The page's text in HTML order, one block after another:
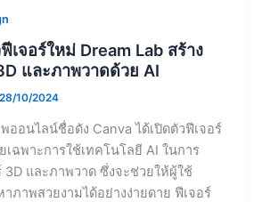
เจอร์ใหม่ Dream Lab สร้าง
และภาพวาดด้วย AI
28/10/2024
ออนไลน์ชื่อดัง Canva ได้เปิดตัวฟีเจอร์
ฉพาะการใช้เทคโนโลยี AI ในการ
3D และภาพวาด ซึ่งจะช่วยให้ผู้ใช้
าภาพสวยงามได้อย่างง่ายดาย ฟีเจอร์